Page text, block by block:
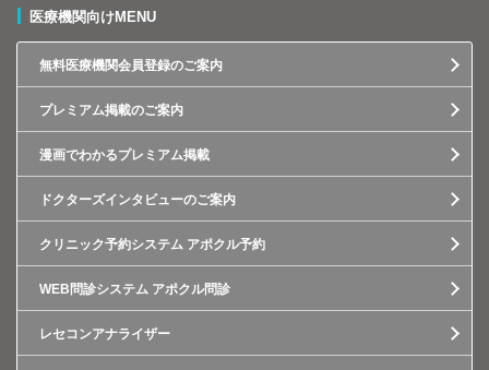
医療機関向けMENU
無料医療機関会員登録のご案内
プレミアム掲載のご案内
漫画でわかるプレミアム掲載
ドクターズインタビューのご案内
クリニック予約システム アポクル予約
WEB問診システム アポクル問診
レセコンアナライザー